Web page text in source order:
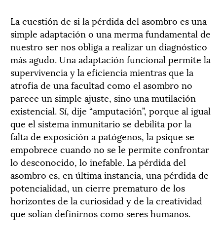
La cuestión de si la pérdida del asombro es una
simple adaptación o una merma fundamental de
nuestro ser nos obliga a realizar un diagnóstico
más agudo. Una adaptación funcional permite la
supervivencia y la eficiencia mientras que la
atrofia de una facultad como el asombro no
parece un simple ajuste, sino una mutilación
existencial. Sí, dije “amputación”, porque al igual
que el sistema inmunitario se debilita por la
falta de exposición a patógenos, la psique se
empobrece cuando no se le permite confrontar
lo desconocido, lo inefable. La pérdida del
asombro es, en última instancia, una pérdida de
potencialidad, un cierre prematuro de los
horizontes de la curiosidad y de la creatividad
que solían definirnos como seres humanos.